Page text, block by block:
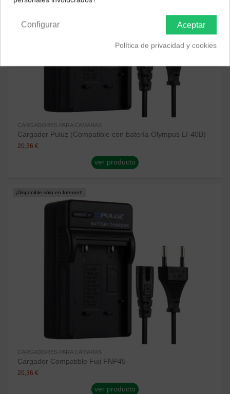
CARGADORES PARA CAMARAS
Cargador Puluz (Compatible con batería Olympus LI-40B)
20,36 €
ver producto
¡Disponible sólo en Internet!
CARGADORES PARA CAMARAS
Cargador Compatible Fuji FNP45
20,36 €
ver producto
Aceptar
Configurar
Política de privacidad y cookies